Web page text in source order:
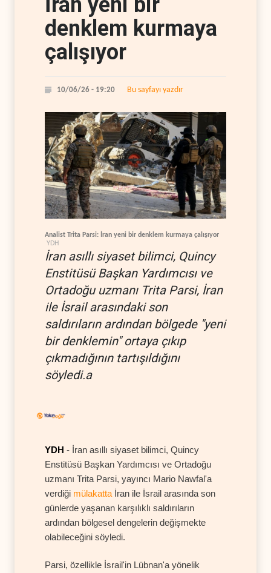
denklem kurmaya
çalışıyor
10/06/26 - 19:20 Bu sayfayı yazdır
Analist Trita Parsi: İran yeni bir denklem kurmaya çalışıyor
YDH
İran asıllı siyaset bilimci, Quincy
Enstitüsü Başkan Yardımcısı ve
Ortadoğu uzmanı Trita Parsi, İran
ile İsrail arasındaki son
saldırıların ardından bölgede "yeni
bir denklemin" ortaya çıkıp
çıkmadığının tartışıldığını
söyledi.a
YDH - İran asıllı siyaset bilimci, Quincy
Enstitüsü Başkan Yardımcısı ve Ortadoğu
uzmanı Trita Parsi, yayıncı Mario Nawfal'a
verdiği mülakatta İran ile İsrail arasında son
günlerde yaşanan karşılıklı saldırıların
ardından bölgesel dengelerin değişmekte
olabileceğini söyledi.
Parsi, özellikle İsrail'in Lübnan'a yönelik